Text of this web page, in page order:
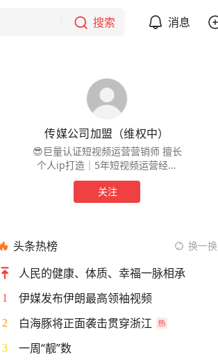
搜索 消息
传媒公司加盟（维权中）
😎巨量认证短视频运营营销师 ️擅长
个人ip打造｜5年短视频运营经验
🧐用心分享起号技巧+短视频实操经
验
关注
头条热榜 换一换
人民的健康、体质、幸福一脉相承
1 伊媒发布伊朗最高领袖视频
2 白海豚将正面袭击贯穿浙江
3 一周“靓”数